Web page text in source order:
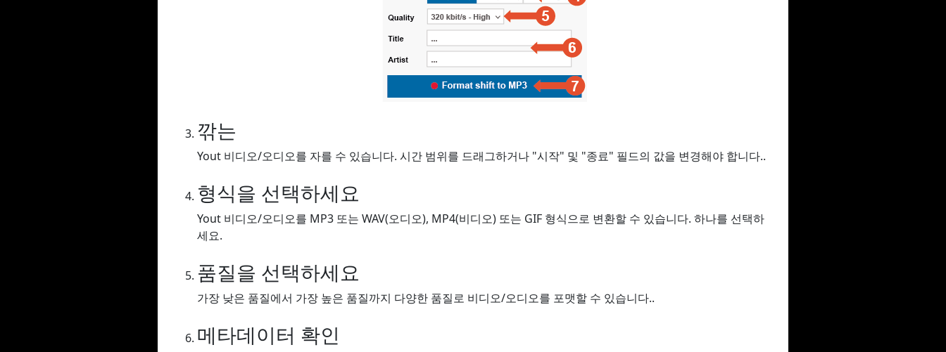
깎는
Yout 비디오/오디오를 자를 수 있습니다. 시간 범위를 드래그하거나 "시작" 및 "종료" 필드의 값을 변경해야 합니다..
형식을 선택하세요
Yout 비디오/오디오를 MP3 또는 WAV(오디오), MP4(비디오) 또는 GIF 형식으로 변환할 수 있습니다. 하나를 선택하
세요.
품질을 선택하세요
가장 낮은 품질에서 가장 높은 품질까지 다양한 품질로 비디오/오디오를 포맷할 수 있습니다..
메타데이터 확인